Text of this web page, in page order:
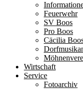
Feuerwehr
SV Boos
Pro Boos
Cäcilia
Wirtschaft
Service
Fotoarchiv